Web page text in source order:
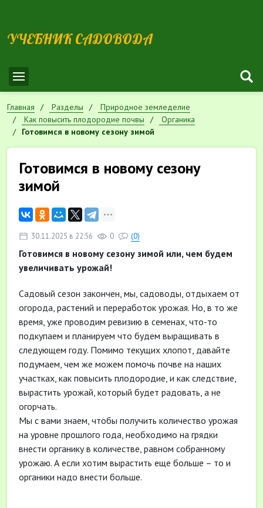
УЧЕБНИК САДОВОДА
Главная Разделы
Природное земледелие
Как повысить плодородие почвы
Органика
Готовимся в новому сезону зимой
Готовимся в новому сезону
зимой
30.11.2025 в 22:56 0 (0)
Готовимся в новому сезону зимой или, чем будем
увеличивать урожай!
Садовый сезон закончен, мы, садоводы, отдыхаем от
огорода, растений и переработок урожая. Но, в то же
время, уже проводим ревизию в семенах, что-то
подкупаем и планируем что будем выращивать в
следующем году. Помимо текущих хлопот, давайте
подумаем, чем же можем помочь почве на наших
участках, как повысить плодородие, и как следствие,
вырастить урожай, который будет радовать, а не
огорчать.
Мы с вами знаем, чтобы получить количество урожая
на уровне прошлого года, необходимо на грядки
внести органику в количестве, равном собранному
урожаю. А если хотим вырастить еще больше – то и
органики надо внести больше.